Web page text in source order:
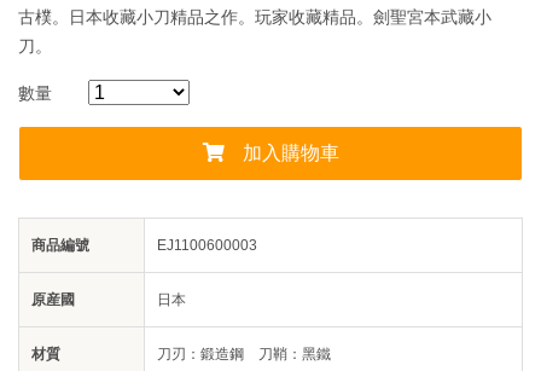
古樸。日本收藏小刀精品之作。玩家收藏精品。劍聖宮本武藏小
刀。
數量
加入購物車
商品編號 EJ1100600003
原産國 日本
材質 刀刃：鍛造鋼 刀鞘：黑鐵